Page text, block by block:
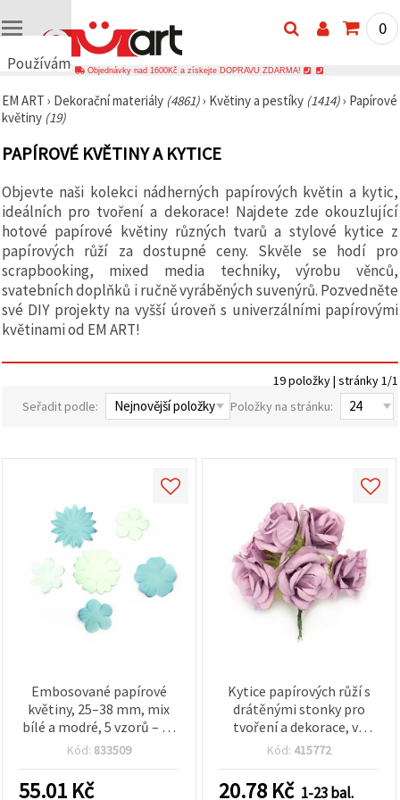
Používáme
🍪
Používáme
podobné
technologie,
zajistili
správné
fungování
webu,
zlepšili vaše
prostředí
při jeho
používání a
s vaším
souhlasem
analyzovali
a
obsah a
marketing.
souhlasit s
uvést své
preference v
Nastavení
výběrem
cookies a
kliknutím
0
Objednávky nad 1600Kč a získejte DOPRAVU ZDARMA!
EM ART › Dekorační materiály (4861)› Květiny a pestíky (1414)› Papírové
květiny (19)
PAPÍROVÉ KVĚTINY A KYTICE
Objevte naši kolekci nádherných papírových květin a kytic,
ideálních pro tvoření a dekorace! Najdete zde okouzlující
hotové papírové květiny různých tvarů a stylové kytice z
papírových růží za dostupné ceny. Skvěle se hodí pro
scrapbooking, mixed media techniky, výrobu věnců,
svatebních doplňků i ručně vyráběných suvenýrů. Pozvedněte
své DIY projekty na vyšší úroveň s univerzálními papírovými
květinami od EM ART!
19 položky | stránky 1/1
Seřadit podle:
Položky na stránku:
Embosované papírové
květiny, 25–38 mm, mix
bílé a modré, 5 vzorů – 30
ks
Kód: 833509
55.01 Kč
Kytice papírových růží s
drátěnými stonky pro
tvoření a dekorace, ve
světle fialové barvě,
Kód: 415772
20.78 Kč 1-23 bal.